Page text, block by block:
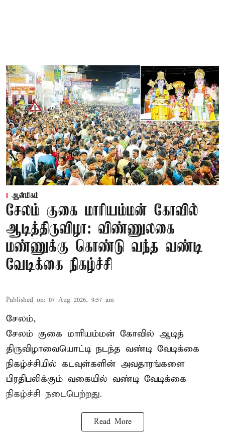
ஆன்மிகம்
சேலம் குகை மாரியம்மன் கோவில்
ஆடித்திருவிழா: விண்ணுலகை
மண்ணுக்கு கொண்டு வந்த வண்டி
வேடிக்கை நிகழ்ச்சி
Published on: 07 Aug 2026, 9:57 am
சேலம்,
சேலம் குகை மாரியம்மன் கோவில் ஆடித்
திருவிழாவையொட்டி நடந்த வண்டி வேடிக்கை
நிகழ்ச்சியில் கடவுள்களின் அவதாரங்களை
பிரதிபலிக்கும் வகையில் வண்டி வேடிக்கை
நிகழ்ச்சி நடைபெற்றது.
Read More